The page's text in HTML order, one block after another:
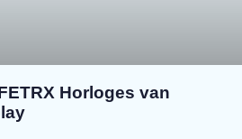
Horloges van